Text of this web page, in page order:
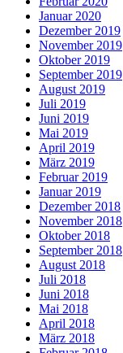
Januar 2020
Dezember 2019
November 2019
Oktober 2019
September 2019
August 2019
Juli 2019
Juni 2019
Mai 2019
April 2019
März 2019
Februar 2019
Januar 2019
Dezember 2018
November 2018
Oktober 2018
September 2018
August 2018
Juli 2018
Juni 2018
Mai 2018
April 2018
März 2018